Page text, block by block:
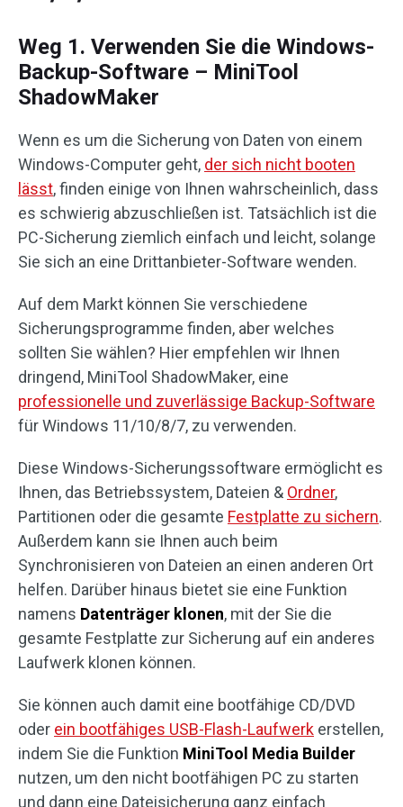
Weg 1. Verwenden Sie die Windows-
Backup-Software – MiniTool
ShadowMaker
Wenn es um die Sicherung von Daten von einem
Windows-Computer geht, der sich nicht booten
lässt, finden einige von Ihnen wahrscheinlich, dass
es schwierig abzuschließen ist. Tatsächlich ist die
PC-Sicherung ziemlich einfach und leicht, solange
Sie sich an eine Drittanbieter-Software wenden.
Auf dem Markt können Sie verschiedene
Sicherungsprogramme finden, aber welches
sollten Sie wählen? Hier empfehlen wir Ihnen
dringend, MiniTool ShadowMaker, eine
professionelle und zuverlässige Backup-Software
für Windows 11/10/8/7, zu verwenden.
Diese Windows-Sicherungssoftware ermöglicht es
Ihnen, das Betriebssystem, Dateien & Ordner,
Partitionen oder die gesamte Festplatte zu sichern.
Außerdem kann sie Ihnen auch beim
Synchronisieren von Dateien an einen anderen Ort
helfen. Darüber hinaus bietet sie eine Funktion
namens Datenträger klonen, mit der Sie die
gesamte Festplatte zur Sicherung auf ein anderes
Laufwerk klonen können.
Sie können auch damit eine bootfähige CD/DVD
oder ein bootfähiges USB-Flash-Laufwerk erstellen,
indem Sie die Funktion MiniTool Media Builder
nutzen, um den nicht bootfähigen PC zu starten
und dann eine Dateisicherung ganz einfach